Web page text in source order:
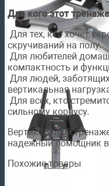
Для кого этот
Для тех, кто хочет
скручиваний на полу.
Для любителей
компактность и
Для людей,
вертикальная
Для всех, кто
сильному корпусу.
Вертикальный
надежный помощник в
Похожие товары